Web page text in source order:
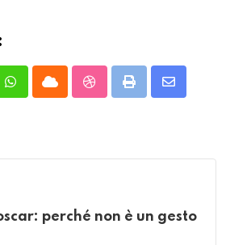
WhatsappCloud StumbleUpon
Print
Share
perché non è un gesto